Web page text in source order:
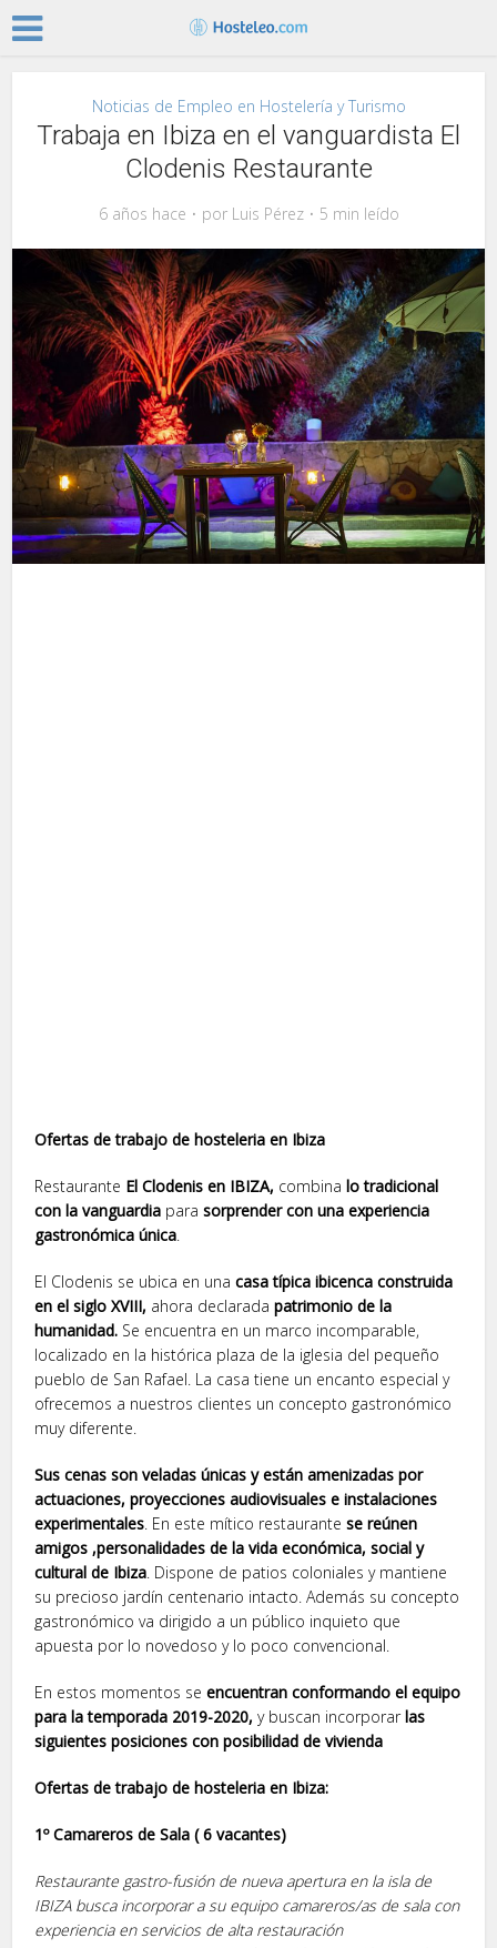
Noticias de Empleo en Hostelería y Turismo
Trabaja en Ibiza en el vanguardista El
Clodenis Restaurante
6 años hace por Luis Pérez 5 min leído
Ofertas de trabajo de hosteleria en Ibiza
Restaurante El Clodenis en IBIZA, combina lo tradicional
con la vanguardia parasorprender con una experiencia
gastronómica única.
El Clodenis se ubica en unacasa típica ibicenca construida
en el siglo XVIII, ahora declaradapatrimonio de la
humanidad. Se encuentra en un marco incomparable,
localizado en la histórica plaza de la iglesia del pequeño
pueblo de San Rafael. La casa tiene un encanto especial y
ofrecemos a nuestros clientes un concepto gastronómico
muy diferente.
Sus cenas son veladas únicas y están amenizadas por
actuaciones, proyecciones audiovisuales e instalaciones
experimentales. En este mítico restaurantese reúnen
amigos ,personalidades de la vida económica, social y
cultural de Ibiza. Dispone de patios coloniales y mantiene
su precioso jardín centenario intacto. Además su concepto
gastronómico va dirigido a un público inquieto que
apuesta por lo novedoso y lo poco convencional.
En estos momentos seencuentran conformando el equipo
para la temporada 2019-2020, y buscan incorporarlas
siguientes posiciones con posibilidad de vivienda
Ofertas de trabajo de hosteleria en Ibiza:
1º Camareros de Sala ( 6 vacantes)
Restaurante gastro-fusión de nueva apertura en la isla de
IBIZA busca incorporar a su equipo camareros/as de sala con
experiencia en servicios de alta restauración